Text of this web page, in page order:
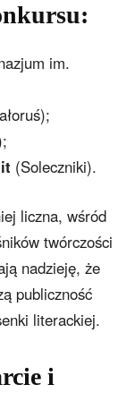
im.
(Soleczniki).
liczna, wśród
twórczości
nadzieję, że
publiczność
literackiej.
i